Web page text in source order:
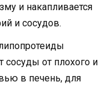
и накапливается
и сосудов.
сосуды от плохого и
в печень, для